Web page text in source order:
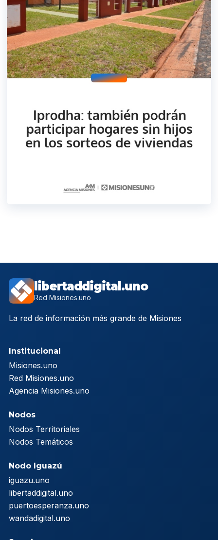
libertaddigital.uno
Red Misiones.uno
La red de información más grande de Misiones
Institucional
Misiones.uno
Red Misiones.uno
Agencia Misiones.uno
Nodos
Nodos Territoriales
Nodos Temáticos
Nodo Iguazú
iguazu.uno
libertaddigital.uno
puertoesperanza.uno
wandadigital.uno